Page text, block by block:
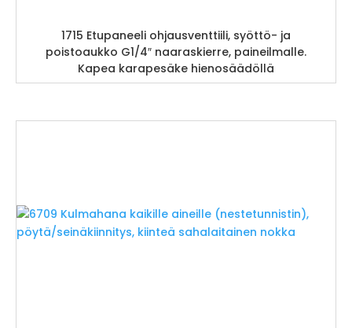
1715 Etupaneeli ohjausventtiili, syöttö- ja
poistoaukko G1/4″ naaraskierre, paineilmalle.
Kapea karapesäke hienosäädöllä